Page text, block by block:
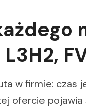
w firmie: czas
ofercie